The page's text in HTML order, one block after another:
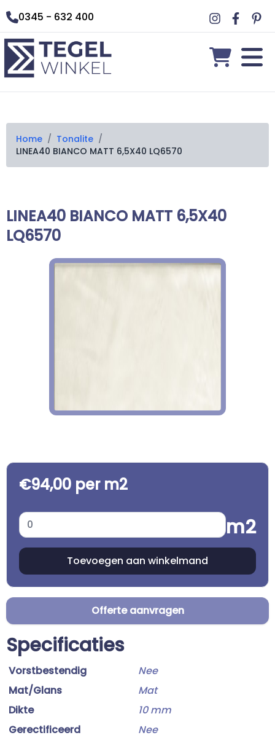
0345 - 632 400
Home / Tonalite /
LINEA40 BIANCO MATT 6,5X40 LQ6570
LINEA40 BIANCO MATT 6,5X40
LQ6570
€94,00 per m2
m2
Offerte aanvragen
Specificaties
Vorstbestendig
Nee
Mat/Glans
Mat
Dikte
10 mm
Gerectificeerd
Nee